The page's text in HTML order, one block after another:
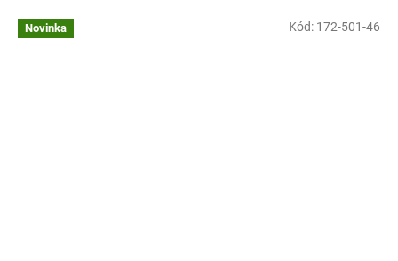
Novinka Kód: 172-501-46